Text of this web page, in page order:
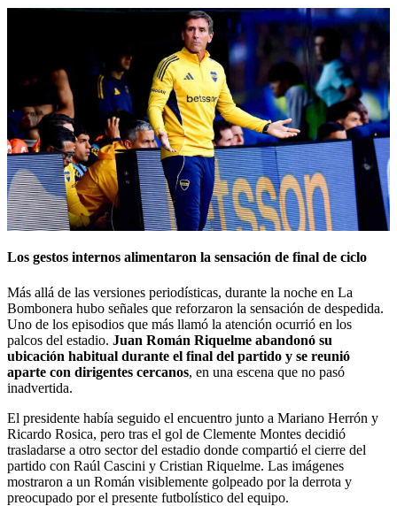
Los gestos internos alimentaron la sensación de final de ciclo
Más allá de las versiones periodísticas, durante la noche en La
Bombonera hubo señales que reforzaron la sensación de despedida.
Uno de los episodios que más llamó la atención ocurrió en los
palcos del estadio. Juan Román Riquelme abandonó su
ubicación habitual durante el final del partido y se reunió
aparte con dirigentes cercanos, en una escena que no pasó
inadvertida.
El presidente había seguido el encuentro junto a Mariano Herrón y
Ricardo Rosica, pero tras el gol de Clemente Montes decidió
trasladarse a otro sector del estadio donde compartió el cierre del
partido con Raúl Cascini y Cristian Riquelme. Las imágenes
mostraron a un Román visiblemente golpeado por la derrota y
preocupado por el presente futbolístico del equipo.